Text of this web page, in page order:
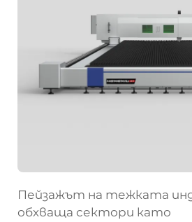
Пейзажът на тежката
обхваща сектори като